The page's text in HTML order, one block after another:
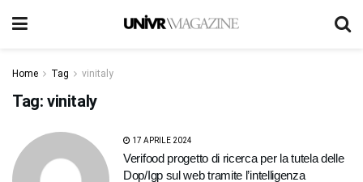
Home Tag vinitaly
Tag: vinitaly
17 APRILE 2024
Verifood progetto di ricerca per la tutela delle
Dop/Igp sul web tramite l’intelligenza